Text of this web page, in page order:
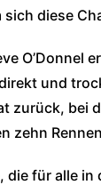
diese
O’Donnel
und
zurück, bei
zehn
die für alle